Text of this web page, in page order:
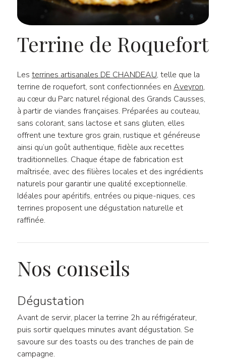
Terrine de Roquefort
Les terrines artisanales DE CHANDEAU, telle que la
terrine de roquefort, sont confectionnées en Aveyron,
au cœur du Parc naturel régional des Grands Causses,
à partir de viandes françaises. Préparées au couteau,
sans colorant, sans lactose et sans gluten, elles
offrent une texture gros grain, rustique et généreuse
ainsi qu’un goût authentique, fidèle aux recettes
traditionnelles. Chaque étape de fabrication est
maîtrisée, avec des filières locales et des ingrédients
naturels pour garantir une qualité exceptionnelle.
Idéales pour apéritifs, entrées ou pique-niques, ces
terrines proposent une dégustation naturelle et
raffinée.
Nos conseils
Dégustation
Avant de servir, placer la terrine 2h au réfrigérateur,
puis sortir quelques minutes avant dégustation. Se
savoure sur des toasts ou des tranches de pain de
campagne.